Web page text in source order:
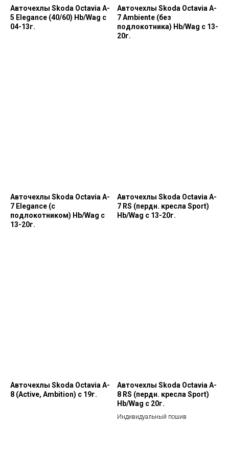
Авточехлы Skoda Octavia A-
5 Elegance (40/60) Hb/Wag с
04-13г.
Авточехлы Skoda Octavia A-
7 Ambiente (без
подлокотника) Hb/Wag с 13-
20г.
Авточехлы Skoda Octavia A-
7 Elegance (с
подлокотником) Hb/Wag с
13-20г.
Авточехлы Skoda Octavia A-
7 RS (пердн. кресла Sport)
Hb/Wag с 13-20г.
Авточехлы Skoda Octavia A-
8 (Active, Ambition) с 19г.
Авточехлы Skoda Octavia A-
8 RS (пердн. кресла Sport)
Hb/Wag с 20г.
Индивидуальный пошив